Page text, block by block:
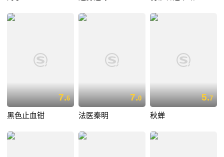
7.6
黑色止血钳
7.0
法医秦明
5.7
秋蝉